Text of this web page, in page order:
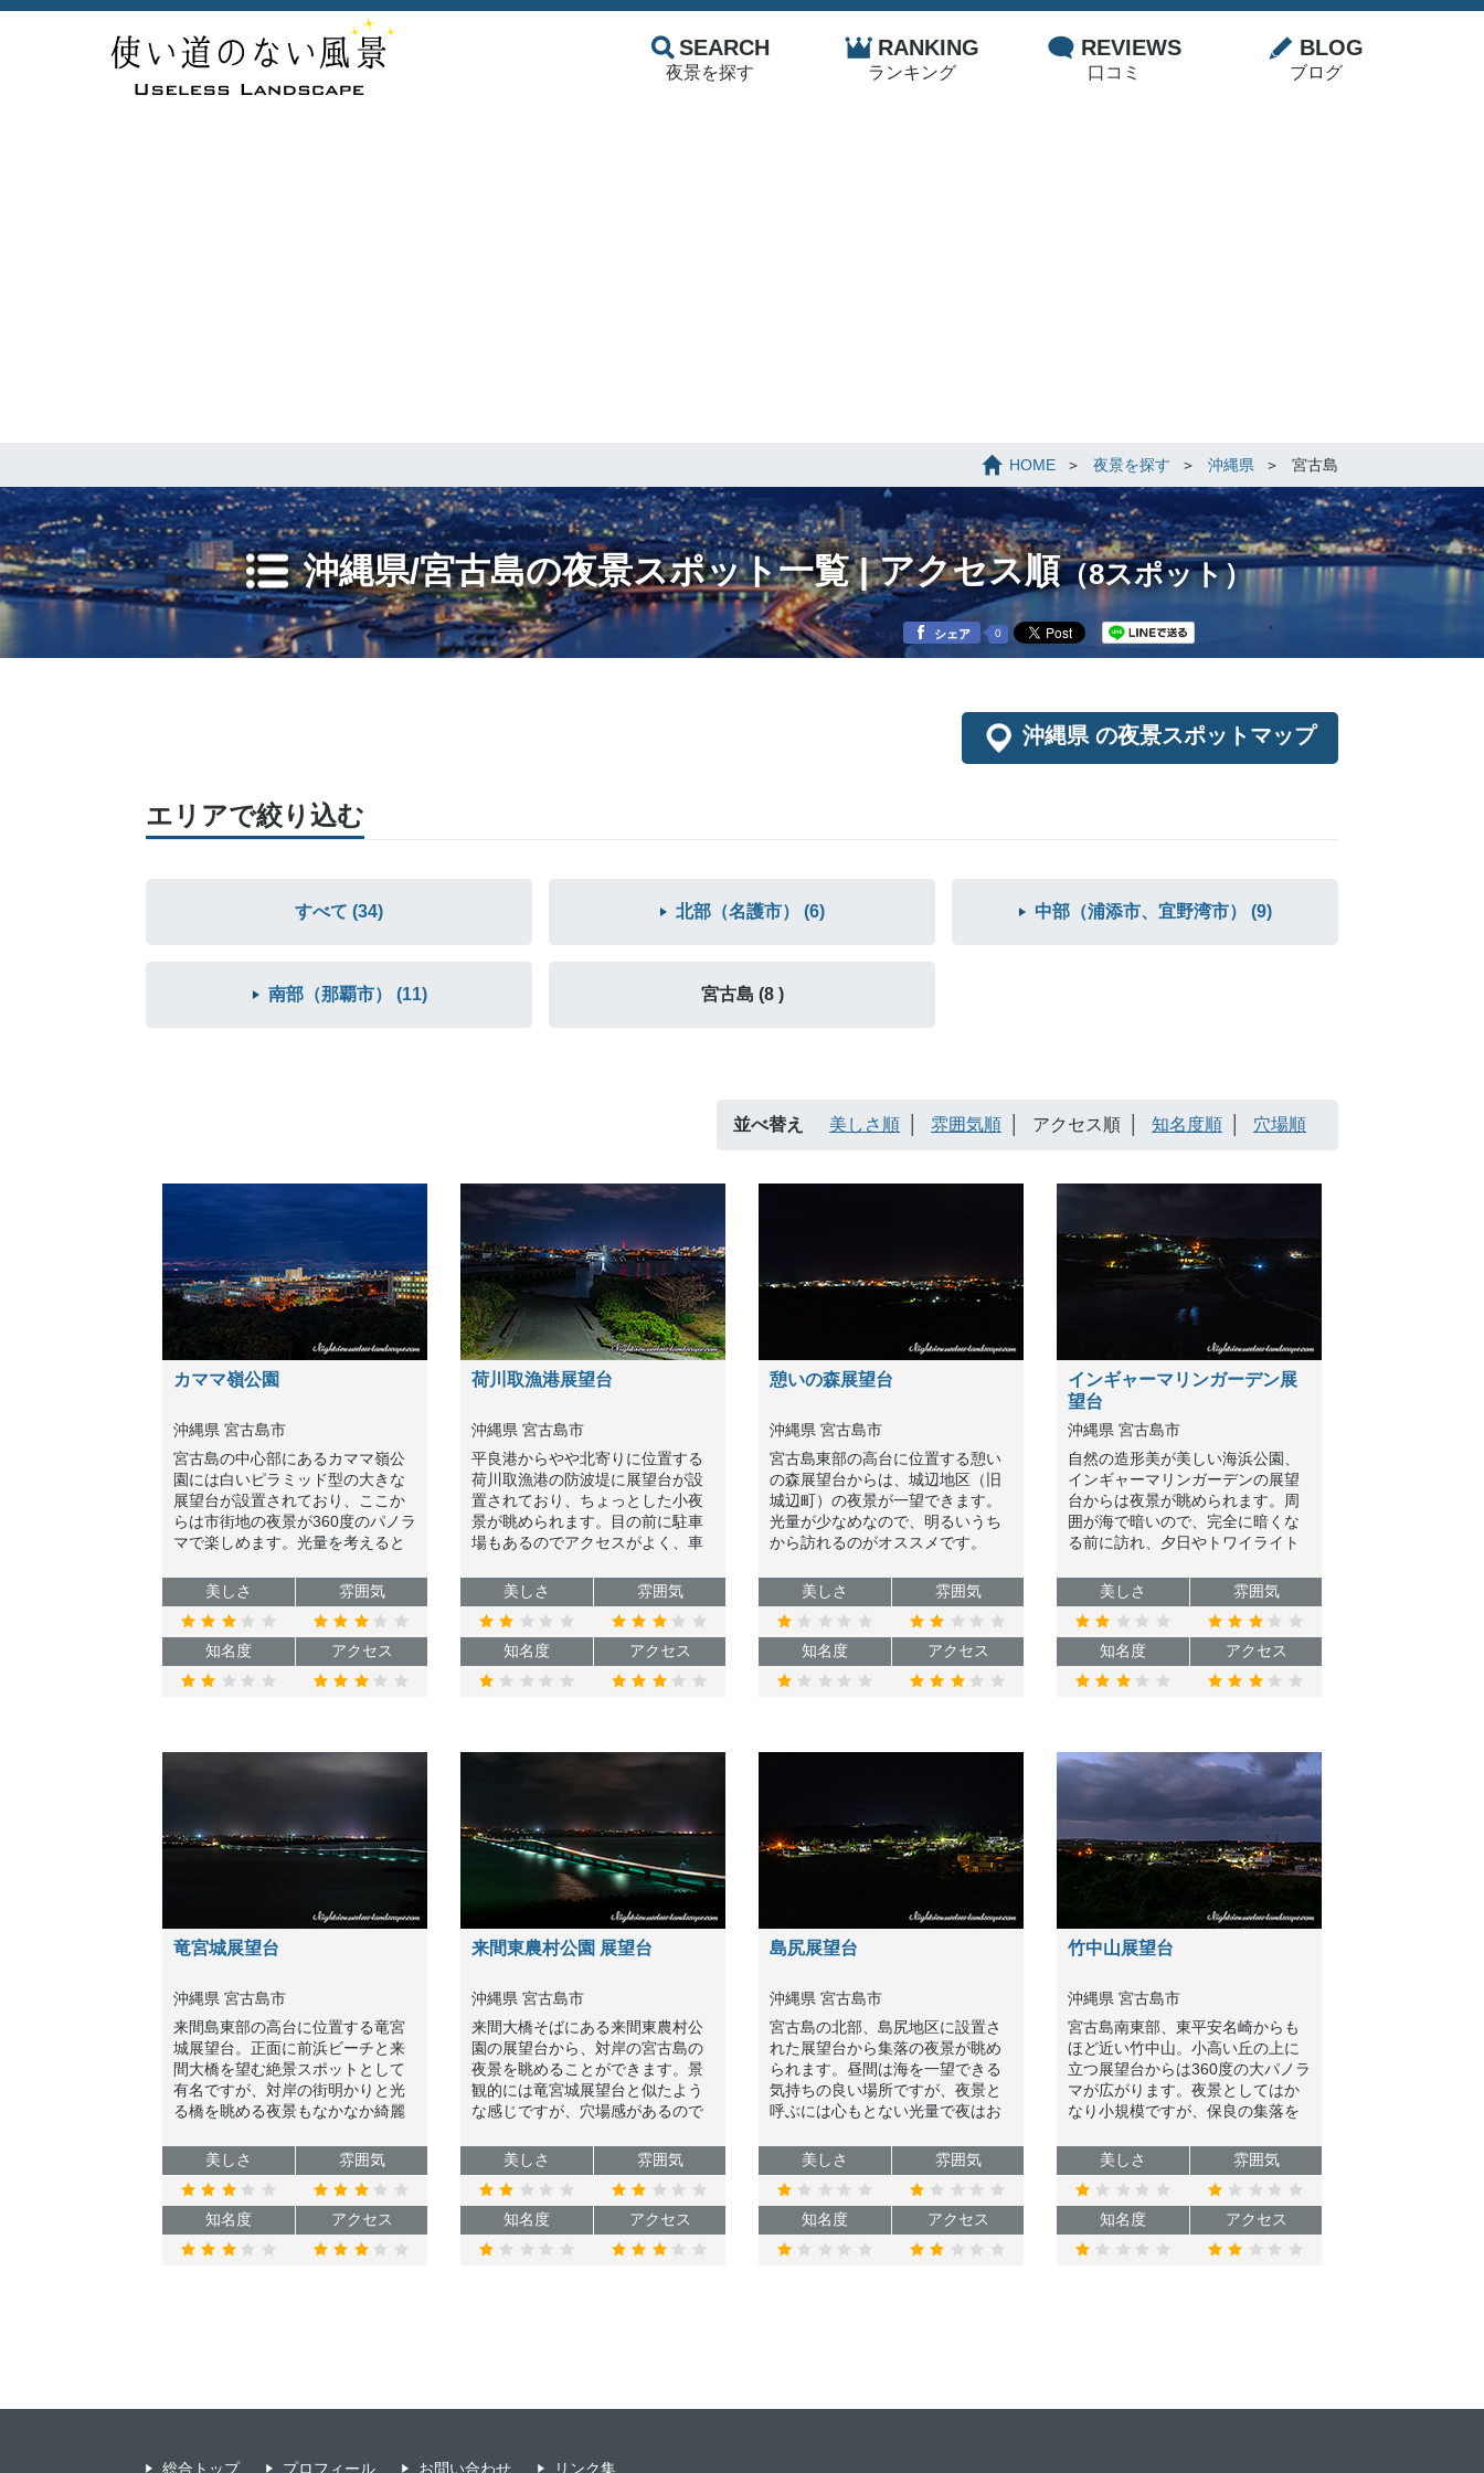
SEARCH
夜景を探す
RANKING
ランキング
REVIEWS
口コミ
BLOG
ブログ
HOME 夜景を探す 沖縄県 宮古島
沖縄県/宮古島の夜景スポット一覧 | アクセス順（8スポット）
シェア 0
沖縄県 の夜景スポットマップ
エリアで絞り込む
すべて (34) 北部（名護市） (6) 中部（浦添市、宜野湾市） (9)
南部（那覇市） (11) 宮古島 (8 )
並べ替え 美しさ順 雰囲気順 アクセス順 知名度順 穴場順
カママ嶺公園
沖縄県 宮古島市
宮古島の中心部にあるカママ嶺公
園には白いピラミッド型の大きな
展望台が設置されており、ここか
らは市街地の夜景が360度のパノラ
マで楽しめます。光量を考えると
トと言えますのでオススメです。
美しさ 雰囲気
知名度 アクセス
荷川取漁港展望台
沖縄県 宮古島市
平良港からやや北寄りに位置する
荷川取漁港の防波堤に展望台が設
置されており、ちょっとした小夜
景が眺められます。目の前に駐車
場もあるのでアクセスがよく、車
美しさ
雰囲気
知名度 アクセス
憩いの森展望台
沖縄県 宮古島市
宮古島東部の高台に位置する憩い
の森展望台からは、城辺地区（旧
城辺町）の夜景が一望できます。
光量が少なめなので、明るいうち
から訪れるのがオススメです。
美しさ 雰囲気
知名度 アクセス
インギャーマリンガーデン展
望台
沖縄県 宮古島市
自然の造形美が美しい海浜公園、
インギャーマリンガーデンの展望
台からは夜景が眺められます。周
囲が海で暗いので、完全に暗くな
る前に訪れ、夕日やトワイライト
メです。美しさ 雰囲気
知名度 アクセス
竜宮城展望台
沖縄県 宮古島市
来間島東部の高台に位置する竜宮
城展望台。正面に前浜ビーチと来
間大橋を望む絶景スポットとして
有名ですが、対岸の街明かりと光
る橋を眺める夜景もなかなか綺麗
みてください。
美しさ 雰囲気
知名度 アクセス
来間東農村公園 展望台
沖縄県 宮古島市
来間大橋そばにある来間東農村公
園の展望台から、対岸の宮古島の
夜景を眺めることができます。景
観的には竜宮城展望台と似たよう
な感じですが、穴場感があるので
メです。美しさ 雰囲気
知名度 アクセス
島尻展望台
沖縄県 宮古島市
宮古島の北部、島尻地区に設置さ
れた展望台から集落の夜景が眺め
られます。昼間は海を一望できる
気持ちの良い場所ですが、夜景と
呼ぶには心もとない光量で夜はお
向けスポットであることだけご了
承ください。
美しさ 雰囲気
知名度 アクセス
竹中山展望台
沖縄県 宮古島市
宮古島南東部、東平安名崎からも
ほど近い竹中山。小高い丘の上に
立つ展望台からは360度の大パノラ
マが広がります。夜景としてはか
なり小規模ですが、保良の集落を
美しさ
雰囲気
知名度 アクセス
総合トップ プロフィール お問い合わせ リンク集